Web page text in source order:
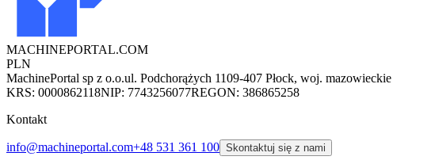
MACHINEPORTAL.COM
PLN
MachinePortal sp z o.o.ul. Podchorążych 1109-407 Płock, woj. mazowieckie
KRS: 0000862118NIP: 7743256077REGON: 386865258
Kontakt
info@machineportal.com+48 531 361 100 Skontaktuj się z nami